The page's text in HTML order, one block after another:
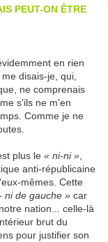
PEUT-ON ÊTRE
en rien
disais-je, qui,
ne comprenais
s'ils ne m'en
Comme je ne
plus le « ni-ni »
anti-républicaine
mêmes. Cette
ni de gauche » car
nation... celle-là
brut du
pour justifier son